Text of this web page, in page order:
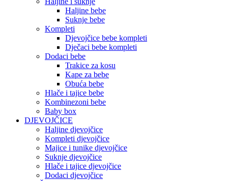
Haljine bebe
Suknje bebe
Kompleti
Djevojčice bebe kompleti
Dječaci bebe kompleti
Dodaci bebe
Trakice za kosu
Kape za bebe
Obuća bebe
Hlače i tajice bebe
Kombinezoni bebe
Baby box
DJEVOJČICE
Haljine djevojčice
Kompleti djevojčice
Majice i tunike djevojčice
Suknje djevojčice
Hlače i tajice djevojčice
Dodaci djevojčice